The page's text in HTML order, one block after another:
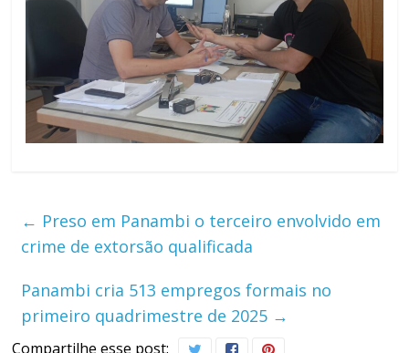
← Preso em Panambi o terceiro envolvido em
crime de extorsão qualificada
Panambi cria 513 empregos formais no
primeiro quadrimestre de 2025 →
Compartilhe esse post: